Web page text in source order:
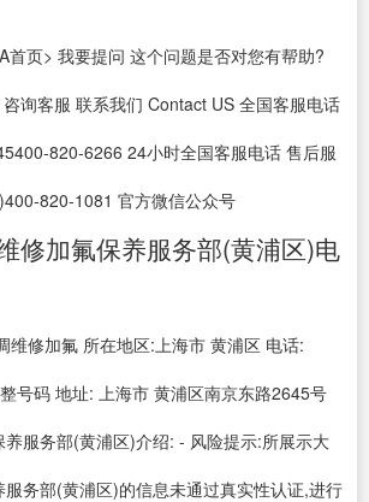
首页> 我要提问 这个问题是否对您有帮助?
询客服 联系我们 Contact US 全国客服电话
820-6266 24小时全国客服电话 售后服
820-1081 官方微信公众号
修加氟保养服务部(黄浦区)电
维修加氟 所在地区:上海市 黄浦区 电话:
号码 地址: 上海市 黄浦区南京东路2645号
服务部(黄浦区)介绍: - 风险提示:所展示大
务部(黄浦区)的信息未通过真实性认证,进行